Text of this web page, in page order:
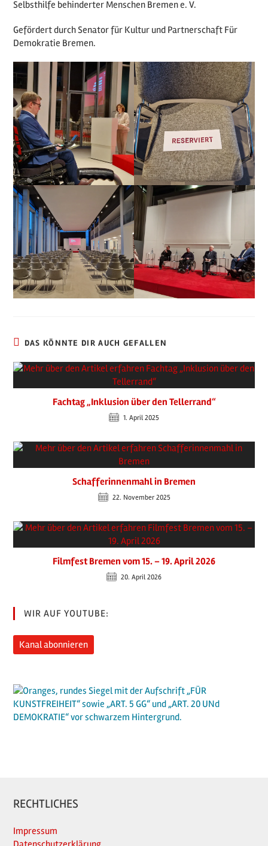
Selbsthilfe behinderter Menschen Bremen e. V.
Gefördert durch Senator für Kultur und Partnerschaft Für
Demokratie Bremen.
DAS KÖNNTE DIR AUCH GEFALLEN
Fachtag „Inklusion über den Tellerrand“
1. April 2025
Schafferinnenmahl in Bremen
22. November 2025
Filmfest Bremen vom 15. – 19. April 2026
20. April 2026
WIR AUF YOUTUBE:
Kanal abonnieren
RECHTLICHES
Impressum